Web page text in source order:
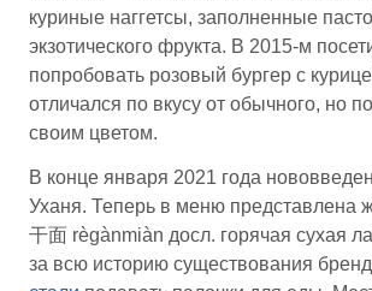
куриные наггетсы, заполненные
экзотического фрукта. В 2015-м
попробовать розовый бургер с
отличался по вкусу от обычного, но
своим цветом.
В конце января 2021 года
Уханя. Теперь в меню представлена
干面 règànmiàn досл. горячая сухая
за всю историю существования